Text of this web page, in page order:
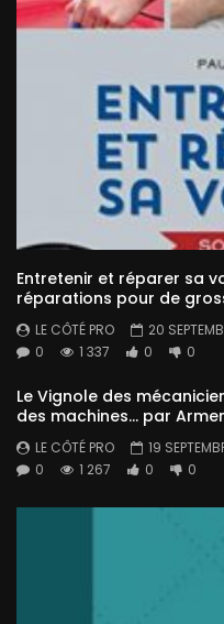
Entretenir et réparer sa
réparations pour de
LE CÔTÉ PRO
20
0
1 337 0 0
Le Vignole des
des machines… par
LE CÔTÉ PRO
19
0
1 267 0 0